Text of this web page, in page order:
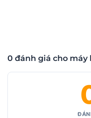
0 đánh giá cho máy